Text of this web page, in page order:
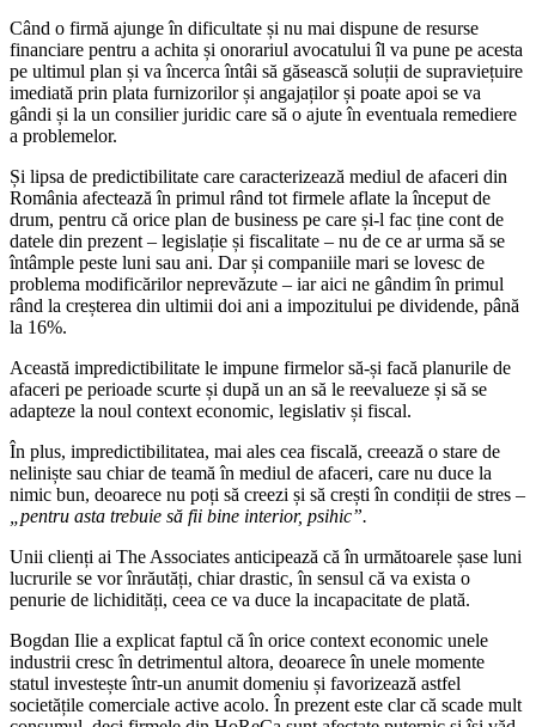
Când o firmă ajunge în dificultate și nu mai dispune de resurse
financiare pentru a achita și onorariul avocatului îl va pune pe acesta
pe ultimul plan și va încerca întâi să găsească soluții de supraviețuire
imediată prin plata furnizorilor și angajaților și poate apoi se va
gândi și la un consilier juridic care să o ajute în eventuala remediere
a problemelor.
Și lipsa de predictibilitate care caracterizează mediul de afaceri din
România afectează în primul rând tot firmele aflate la început de
drum, pentru că orice plan de business pe care și-l fac ține cont de
datele din prezent – legislație și fiscalitate – nu de ce ar urma să se
întâmple peste luni sau ani. Dar și companiile mari se lovesc de
problema modificărilor neprevăzute – iar aici ne gândim în primul
rând la creșterea din ultimii doi ani a impozitului pe dividende, până
la 16%.
Această impredictibilitate le impune firmelor să-și facă planurile de
afaceri pe perioade scurte și după un an să le reevalueze și să se
adapteze la noul context economic, legislativ și fiscal.
În plus, impredictibilitatea, mai ales cea fiscală, creează o stare de
neliniște sau chiar de teamă în mediul de afaceri, care nu duce la
nimic bun, deoarece nu poți să creezi și să crești în condiții de stres –
„pentru asta trebuie să fii bine interior, psihic”.
Unii clienți ai The Associates anticipează că în următoarele șase luni
lucrurile se vor înrăutăți, chiar drastic, în sensul că va exista o
penurie de lichidități, ceea ce va duce la incapacitate de plată.
Bogdan Ilie a explicat faptul că în orice context economic unele
industrii cresc în detrimentul altora, deoarece în unele momente
statul investește într-un anumit domeniu și favorizează astfel
societățile comerciale active acolo. În prezent este clar că scade mult